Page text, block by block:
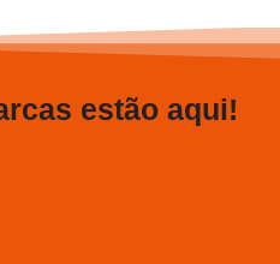
estão aqui!